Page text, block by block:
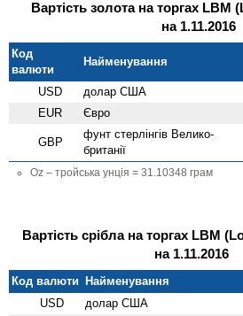
Вартість золота на торгах
на 1.11.2016
Код
валюти
Найменування
USD долар США
EUR Євро
GBP
фунт стерлінгів Велико­
британії
Oz – тройська унція = 31.10348 грам
Вартість срібла на торгах LBM
на 1.11.2016
Код валюти Найменування
USD
долар США